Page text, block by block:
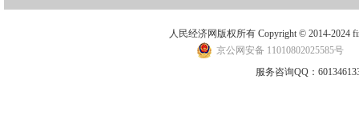
人民经济网版权所有 Copyright © 2014-2024
京公网安备 11010802025585号
服务咨询QQ：